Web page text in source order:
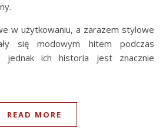
w użytkowaniu, a zarazem stylowe
się modowym hitem podczas
jednak ich historia jest znacznie
READ MORE